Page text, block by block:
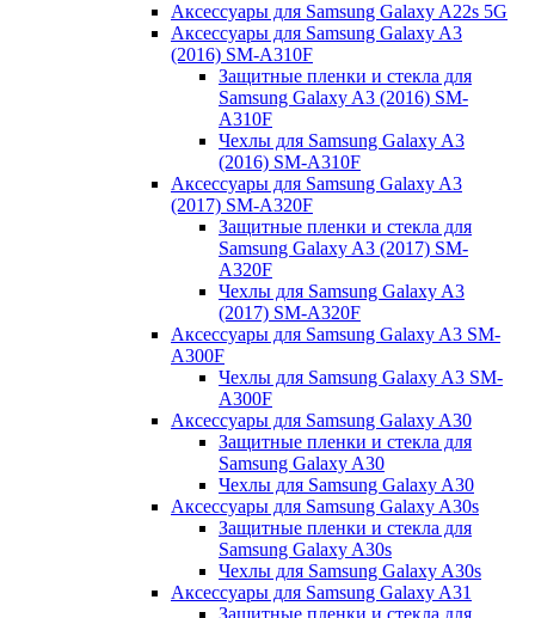
Аксессуары для Samsung Galaxy A22s 5G
Аксессуары для Samsung Galaxy A3
(2016) SM-A310F
Защитные пленки и стекла для
Samsung Galaxy A3 (2016) SM-
A310F
Чехлы для Samsung Galaxy A3
(2016) SM-A310F
Аксессуары для Samsung Galaxy A3
(2017) SM-A320F
Защитные пленки и стекла для
Samsung Galaxy A3 (2017) SM-
A320F
Чехлы для Samsung Galaxy A3
(2017) SM-A320F
Аксессуары для Samsung Galaxy A3 SM-
A300F
Чехлы для Samsung Galaxy A3 SM-
A300F
Аксессуары для Samsung Galaxy A30
Защитные пленки и стекла для
Samsung Galaxy A30
Чехлы для Samsung Galaxy A30
Аксессуары для Samsung Galaxy A30s
Защитные пленки и стекла для
Samsung Galaxy A30s
Чехлы для Samsung Galaxy A30s
Аксессуары для Samsung Galaxy A31
Защитные пленки и стекла для